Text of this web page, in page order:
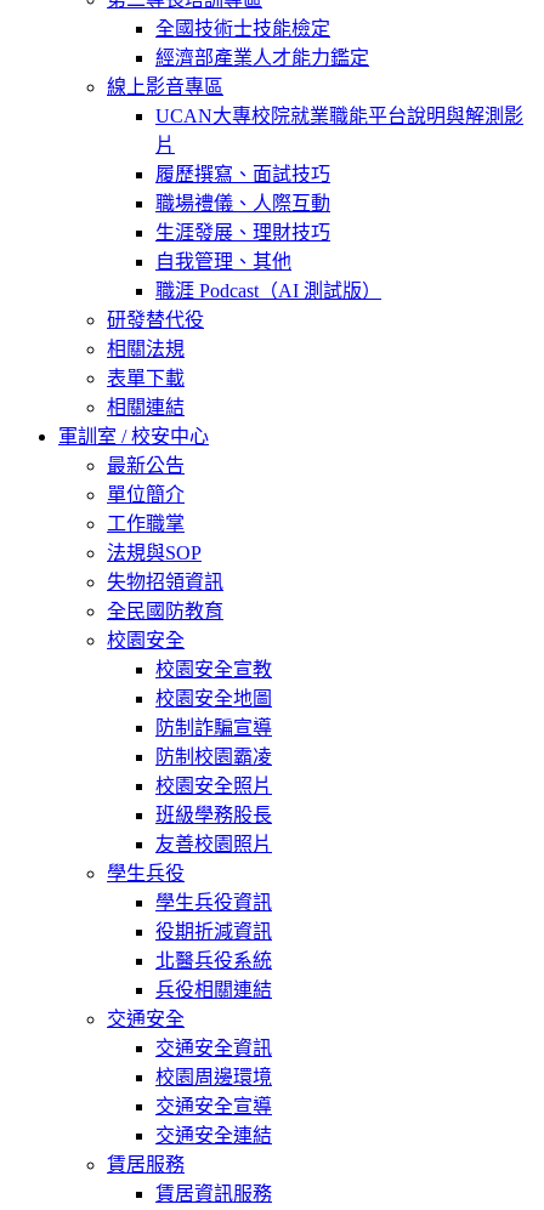
全國技術士技能檢定
經濟部產業人才能力鑑定
線上影音專區
UCAN大專校院就業職能平台說明與解測影
片
履歷撰寫、面試技巧
職場禮儀、人際互動
生涯發展、理財技巧
自我管理、其他
職涯 Podcast（AI 測試版）
研發替代役
相關法規
表單下載
相關連結
軍訓室 / 校安中心
最新公告
單位簡介
工作職掌
法規與SOP
失物招領資訊
全民國防教育
校園安全
校園安全宣教
校園安全地圖
防制詐騙宣導
防制校園霸凌
校園安全照片
班級學務股長
友善校園照片
學生兵役
學生兵役資訊
役期折減資訊
北醫兵役系統
兵役相關連結
交通安全
交通安全資訊
校園周邊環境
交通安全宣導
交通安全連結
賃居服務
賃居資訊服務